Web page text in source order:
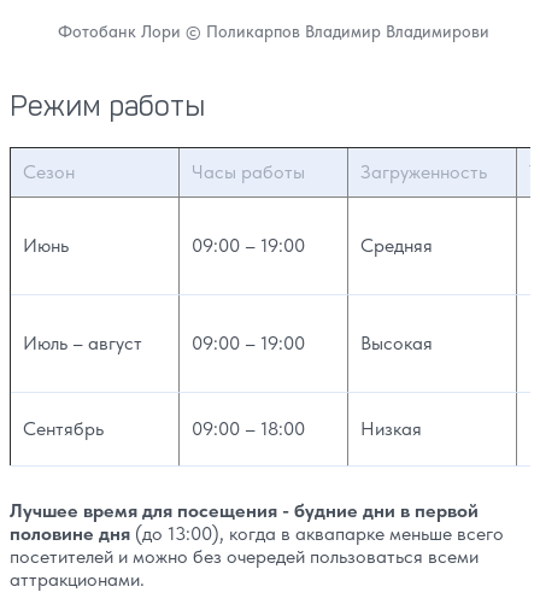
Фотобанк Лори © Поликарпов Владимир Владимирови
Режим работы
Сезон Часы работы Загруженность
Июнь 09:00 – 19:00 Средняя
Июль – август 09:00 – 19:00 Высокая
Сентябрь 09:00 – 18:00 Низкая
Лучшее время для посещения - будние дни в первой
половине дня (до 13:00), когда в аквапарке меньше всего
посетителей и можно без очередей пользоваться всеми
аттракционами.